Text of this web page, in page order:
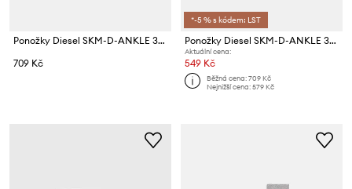
Ponožky Diesel SKM-D-ANKLE 3-pack
709 Kč
*-5 % s kódem: LST
Ponožky Diesel SKM-D-ANKLE 3-pack
Aktuální cena:
549 Kč
Běžná cena:709 Kč
Nejnižší cena:579 Kč